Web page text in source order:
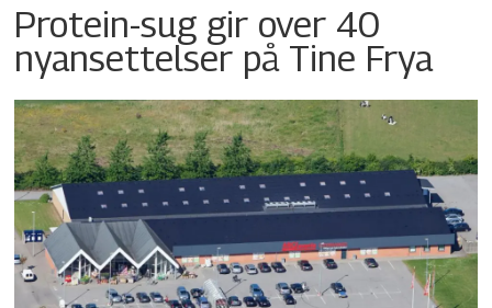
Protein-sug gir over 40
nyansettelser på Tine Frya